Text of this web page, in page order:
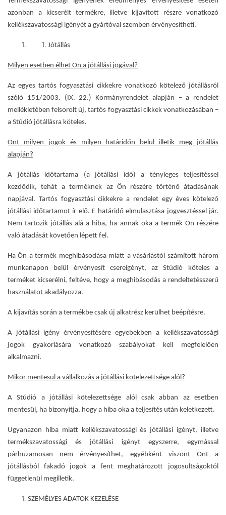
azonban a kicserélt termékre, illetve kijavított részre vonatkozó
kellékszavatossági igényét a gyártóval szemben érvényesítheti.
Jótállás
Milyen esetben élhet Ön a jótállási jogával?
Az egyes tartós fogyasztási cikkekre vonatkozó kötelező jótállásról
szóló 151/2003. (IX. 22.) Kormányrendelet alapján – a rendelet
mellékletében felsorolt új, tartós fogyasztási cikkek vonatkozásában –
a Stúdió jótállásra köteles.
Önt milyen jogok és milyen határidőn belül illetik meg jótállás
alapján?
A jótállás időtartama (a jótállási idő) a tényleges teljesítéssel
kezdődik, tehát a terméknek az Ön részére történő átadásának
napjával. Tartós fogyasztási cikkekre a rendelet egy éves kötelező
jótállási időtartamot ír elő. E határidő elmulasztása jogvesztéssel jár.
Nem tartozik jótállás alá a hiba, ha annak oka a termék Ön részére
való átadását követően lépett fel.
Ha Ön a termék meghibásodása miatt a vásárlástól számított három
munkanapon belül érvényesít csereigényt, az Stúdió köteles a
terméket kicserélni, feltéve, hogy a meghibásodás a rendeltetésszerű
használatot akadályozza.
A kijavítás során a termékbe csak új alkatrész kerülhet beépítésre.
A jótállási igény érvényesítésére egyebekben a kellékszavatossági
jogok gyakorlására vonatkozó szabályokat kell megfelelően
alkalmazni.
Mikor mentesül a vállalkozás a jótállási kötelezettsége alól?
A Stúdió a jótállási kötelezettsége alól csak abban az esetben
mentesül, ha bizonyítja, hogy a hiba oka a teljesítés után keletkezett.
Ugyanazon hiba miatt kellékszavatossági és jótállási igényt, illetve
termékszavatossági és jótállási igényt egyszerre, egymással
párhuzamosan nem érvényesíthet, egyébként viszont Önt a
jótállásból fakadó jogok a fent meghatározott jogosultságoktól
függetlenül megilletik.
SZEMÉLYES ADATOK KEZELÉSE